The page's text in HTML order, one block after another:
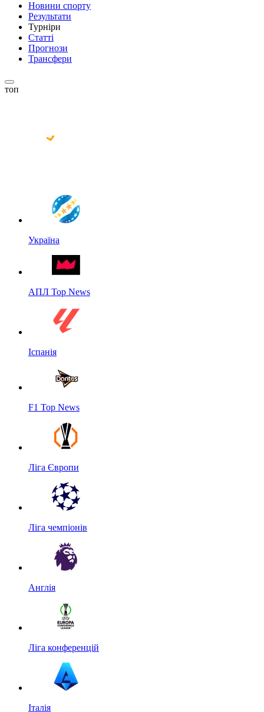
Новини спорту
Результати
Турніри
Статті
Прогнози
Трансфери
топ
Україна
АПЛ Top News
Іспанія
F1 Top News
Ліга Європи
Ліга чемпіонів
Англія
Ліга конференцій
Італія